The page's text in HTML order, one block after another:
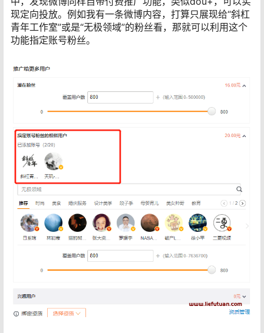
现定向投放。例如我有一条微博内容，打算只展现给“斜杠
青年工作室”或是“无极领域”的粉丝看，那就可以利用这个
功能指定账号粉丝。